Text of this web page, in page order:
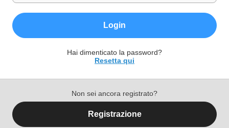
Login
Hai dimenticato la password?
Resetta qui
Non sei ancora registrato?
Registrazione